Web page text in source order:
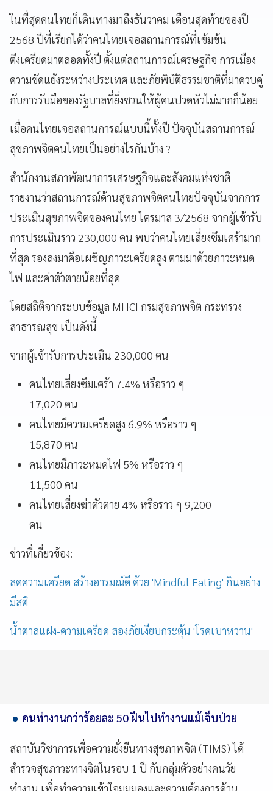
ในที่สุดคนไทยก็เดินทางมาถึงธันวาคม เดือนสุดท้ายของปี
2568 ปีที่เรียกได้ว่าคนไทยเจอสถานการณ์ที่เข้มข้น
ตึงเครียดมาตลอดทั้งปี ตั้งแต่สถานการณ์เศรษฐกิจ การเมือง
ความขัดแย้งระหว่างประเทศ และภัยพิบัติธรรมชาติที่มาควบคู่
กับการรับมือของรัฐบาลที่ยิ่งชวนให้ผู้คนปวดหัวไม่มากก็น้อย
เมื่อคนไทยเจอสถานการณ์แบบนี้ทั้งปี ปัจจุบันสถานการณ์
สุขภาพจิตคนไทยเป็นอย่างไรกันบ้าง ?
สำนักงานสภาพัฒนาการเศรษฐกิจและสังคมแห่งชาติ
รายงานว่าสถานการณ์ด้านสุขภาพจิตคนไทยปัจจุบันจากการ
ประเมินสุขภาพจิตของคนไทย ไตรมาส 3/2568 จากผู้เข้ารับ
การประเมินราว 230,000 คน พบว่าคนไทยเสี่ยงซึมเศร้ามาก
ที่สุด รองลงมาคือเผชิญภาวะเครียดสูง ตามมาด้วยภาวะหมด
ไฟ และค่าตัวตายน้อยที่สุด
โดยสถิติจากระบบข้อมูล MHCI กรมสุขภาพจิต กระทรวง
สาธารณสุข เป็นดังนี้
จากผู้เข้ารับการประเมิน 230,000 คน
คนไทยเสี่ยงซึมเศร้า 7.4% หรือราว ๆ
17,020 คน
คนไทยมีความเครียดสูง 6.9% หรือราว ๆ
15,870 คน
คนไทยมีภาวะหมดไฟ 5% หรือราว ๆ
11,500 คน
คนไทยเสี่ยงฆ่าตัวตาย 4% หรือราว ๆ 9,200
คน
ข่าวที่เกี่ยวข้อง:
ลดความเครียด สร้างอารมณ์ดี ด้วย 'Mindful Eating' กินอย่าง
มีสติ
น้ำตาลแฝง-ความเครียด สองภัยเงียบกระตุ้น 'โรคเบาหวาน'
คนทำงานกว่าร้อยละ 50 ฝืนไปทำงานแม้เจ็บป่วย
สถาบันวิชาการเพื่อความยั่งยืนทางสุขภาพจิต (TIMS) ได้
สำรวจสุขภาวะทางจิตในรอบ 1 ปี กับกลุ่มตัวอย่างคนวัย
ทำงาน เพื่อทำความเข้าใจมุมมองและความต้องการด้าน